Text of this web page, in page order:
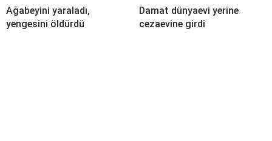
Ağabeyini yaraladı,
yengesini öldürdü
Damat dünyaevi yerine
cezaevine girdi